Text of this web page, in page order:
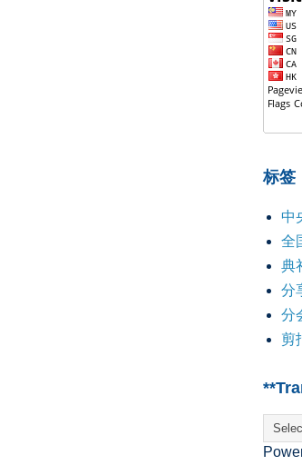
标签
中
全
典
分
分
剪